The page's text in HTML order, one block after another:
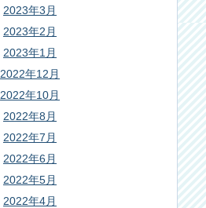
2023年3月
2023年2月
2023年1月
2022年12月
2022年10月
2022年8月
2022年7月
2022年6月
2022年5月
2022年4月